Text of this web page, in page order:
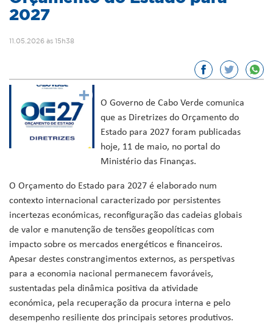
2027
11.05.2026 às 15h38
O Governo de Cabo Verde comunica
que as Diretrizes do Orçamento do
Estado para 2027 foram publicadas
hoje, 11 de maio, no portal do
Ministério das Finanças.
O Orçamento do Estado para 2027 é elaborado num
contexto internacional caracterizado por persistentes
incertezas económicas, reconfiguração das cadeias globais
de valor e manutenção de tensões geopolíticas com
impacto sobre os mercados energéticos e financeiros.
Apesar destes constrangimentos externos, as perspetivas
para a economia nacional permanecem favoráveis,
sustentadas pela dinâmica positiva da atividade
económica, pela recuperação da procura interna e pelo
desempenho resiliente dos principais setores produtivos.